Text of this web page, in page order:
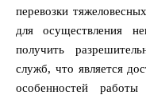
перевозки
для осуществления
получить
служб, что является
особенностей